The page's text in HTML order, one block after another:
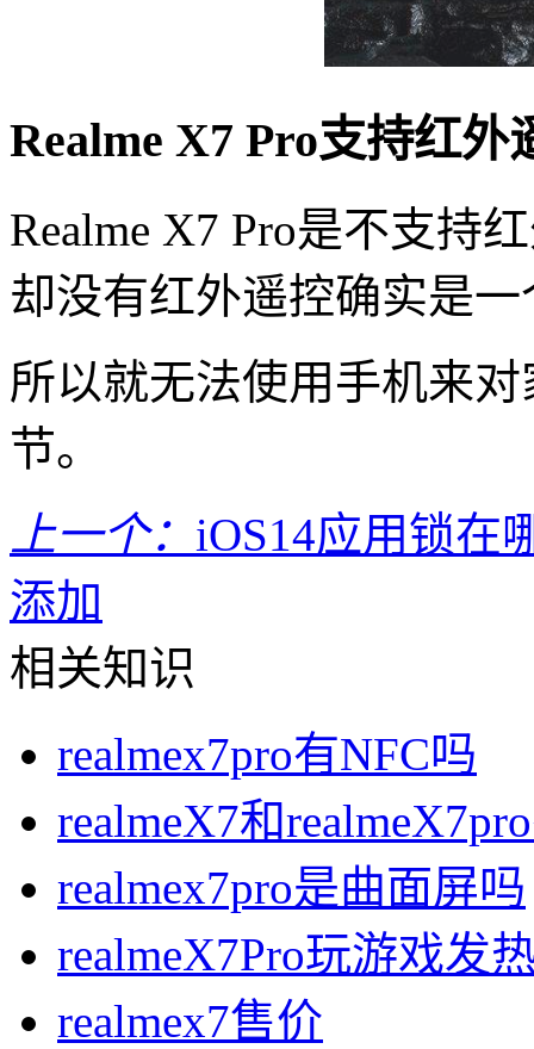
Realme X7 Pro支持红外
Realme X7 Pro是不支持
却没有红外遥控确实是
所以就无法使用手机来
节。
上一个： iOS14应用锁在
添加
相关知识
realmex7pro有NFC吗
realmeX7和
realmex7pro是曲面屏吗
realmeX7Pro玩游戏发
realmex7售价